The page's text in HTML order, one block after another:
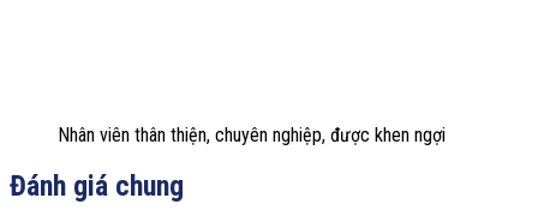
Nhân viên thân thiện, chuyên nghiệp, được khen ngợi
Đánh giá chung